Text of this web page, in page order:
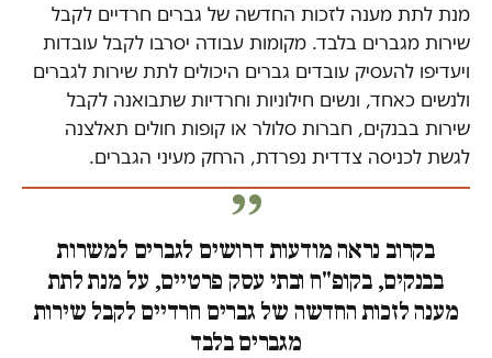
מנת לתת מענה לזכות החדשה של גברים חרדיים לקבל
שירות מגברים בלבד. מקומות עבודה יסרבו לקבל עובדות
ויעדיפו להעסיק עובדים גברים היכולים לתת שירות לגברים
ולנשים כאחד, ונשים חילוניות וחרדיות שתבואנה לקבל
שירות בבנקים, חברות סלולר או קופות חולים תאלצנה
לגשת לכניסה צדדית נפרדת, הרחק מעיני הגברים.
בקרוב נראה מודעות דרושים לגברים למשרות
בבנקים, בקופ"ח ובתי עסק פרטיים, על מנת לתת
מענה לזכות החדשה של גברים חרדיים לקבל שירות
מגברים בלבד